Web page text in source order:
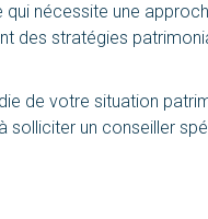
nécessite une
des stratégies
de votre situation
un conseiller